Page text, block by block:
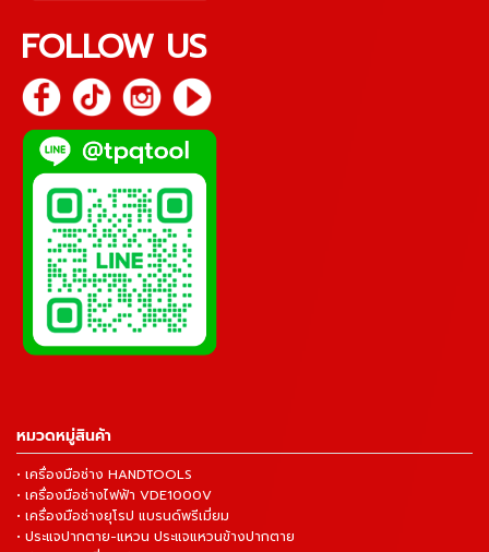
FOLLOW US
หมวดหมู่สินค้า
• เครื่องมือช่าง HANDTOOLS
• เครื่องมือช่างไฟฟ้า VDE1000V
• เครื่องมือช่างยุโรป แบรนด์พรีเมี่ยม
• ประแจปากตาย-แหวน ประแจแหวนข้างปากตาย